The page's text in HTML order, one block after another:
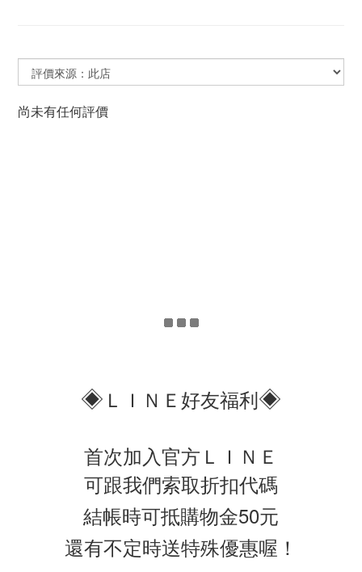
尚未有任何評價
◈ ＬＩＮＥ好友福利◈
首次加入官方ＬＩＮＥ
可跟我們索取折扣代碼
結帳時可抵購物金50元
還有不定時送特殊優惠喔！